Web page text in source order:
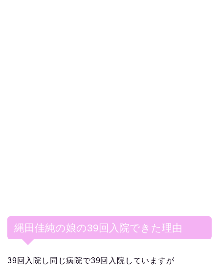
縄田佳純の娘の39回入院できた理由
39回入院し同じ病院で39回入院していますが